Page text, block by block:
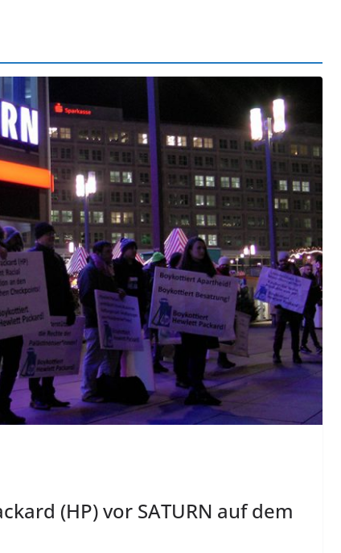
(HP) vor SATURN auf dem